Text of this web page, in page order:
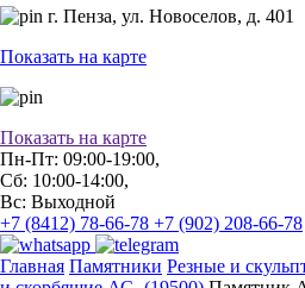
г. Пенза, ул. Новоселов, д. 401
Показать на карте
Показать на карте
Пн-Пт: 09:00-19:00,
Сб: 10:00-14:00,
Вс: Выходной
+7 (8412) 78-66-78 +7 (902) 208-66-78
Главная Памятники Резные и